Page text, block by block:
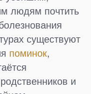
людям почтить
существуют
поминок,
и